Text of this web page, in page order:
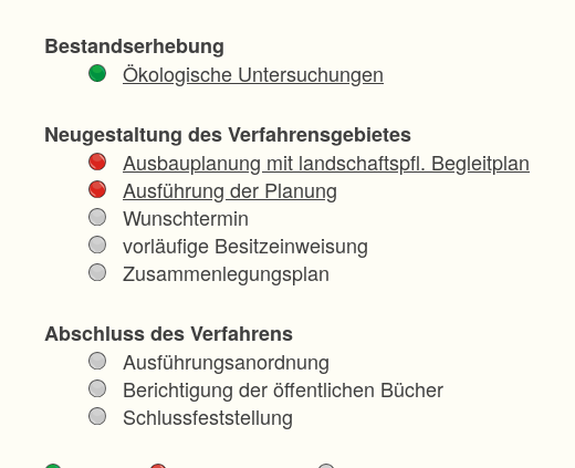
Bestandserhebung
Ökologische Untersuchungen
Neugestaltung des Verfahrensgebietes
Ausbauplanung mit landschaftspfl. Begleitplan
Ausführung der Planung
Wunschtermin
vorläufige Besitzeinweisung
Zusammenlegungsplan
Abschluss des Verfahrens
Ausführungsanordnung
Berichtigung der öffentlichen Bücher
Schlussfeststellung